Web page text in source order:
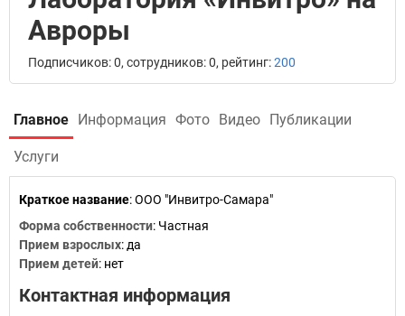
Авроры
Подписчиков: 0, сотрудников: 0, рейтинг:200
Главное Информация Фото Видео Публикации
Услуги
Краткое название:ООО "Инвитро-Самара"
Форма собственности: Частная
Прием взрослых: да
Прием детей: нет
Контактная информация